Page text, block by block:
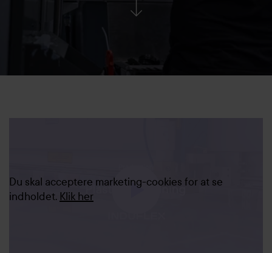
Du skal acceptere marketing-cookies for at se
indholdet. Klik her